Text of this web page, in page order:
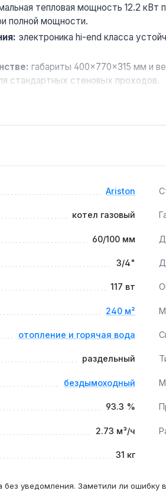
тепловая мощность 12.2 кВт
полной мощности.
электроника hi-end класса
габариты 400×770×315 мм и
стандартных стеновых проходов.
во влажных помещениях.
до 240 м² с газовой
теплообменники
промывка вторичного
Ariston
котел газовый
60/100 мм
3/4"
117 вт
240 м²
отопление и горячая вода
раздельный
бездымоходный
93.3 %
2.73 м³/ч
31 кг
без уведомления. Заметили ли